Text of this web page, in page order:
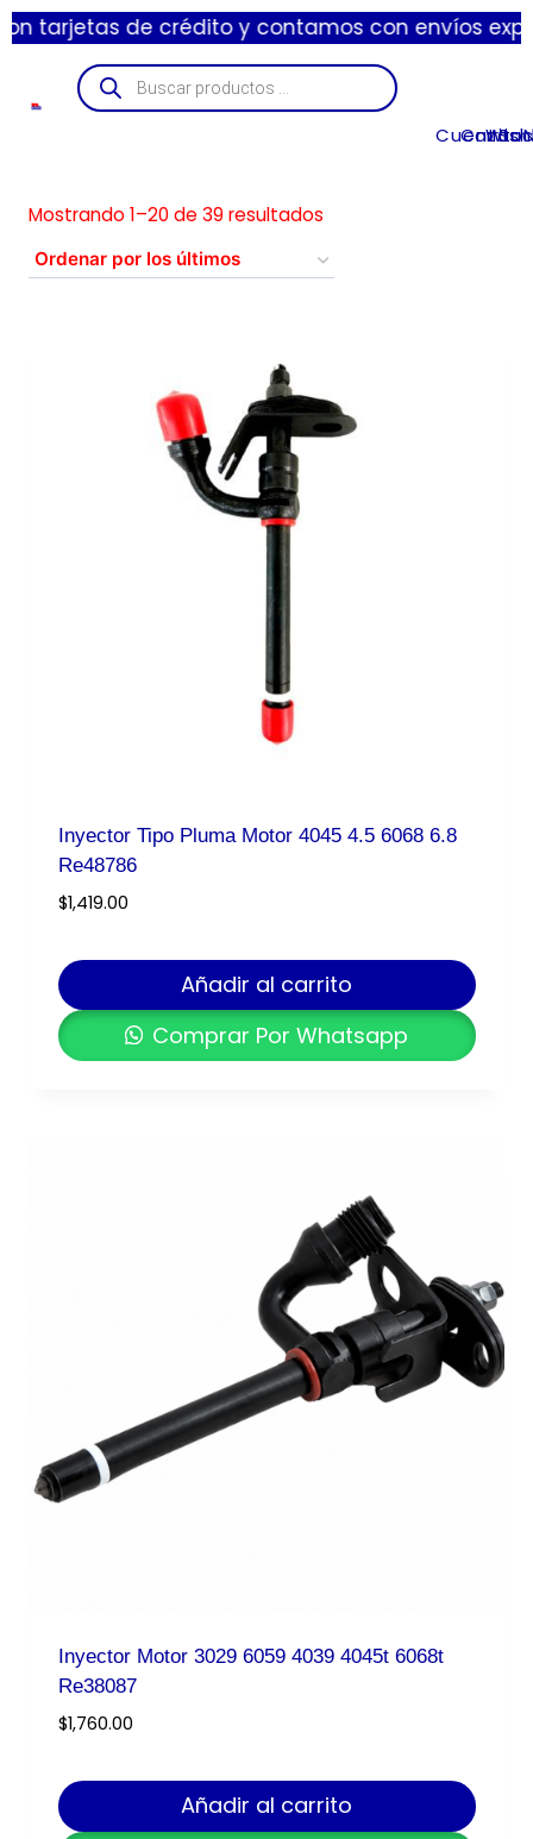
de crédito y contamos con envíos express de
Cuenta
Carrito
Mostrando 1–20 de 39 resultados
Inyector Tipo Pluma Motor 4045 4.5 6068 6.8
Re48786
$1,419.00
Añadir al carrito
Comprar Por Whatsapp
Inyector Motor 3029 6059 4039 4045t 6068t
Re38087
$1,760.00
Añadir al carrito